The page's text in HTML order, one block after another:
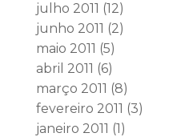
julho 2011 (12)
junho 2011 (2)
maio 2011 (5)
abril 2011 (6)
março 2011 (8)
fevereiro 2011 (3)
janeiro 2011 (1)